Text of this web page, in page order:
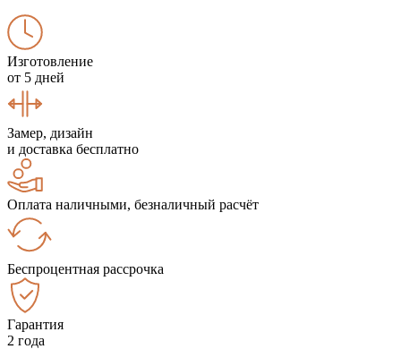
Изготовление
от 5 дней
Замер, дизайн
и доставка бесплатно
Оплата наличными, безналичный расчёт
Беспроцентная рассрочка
Гарантия
2 года